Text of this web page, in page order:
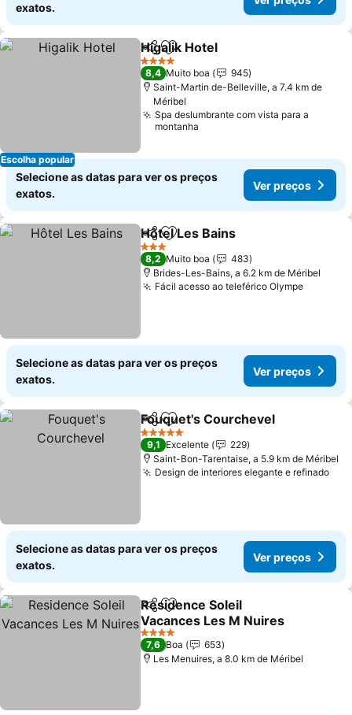
exatos.
Escolha popular
PartilharAdicionar aos favoritos
Higalik Hotel
4 Estrelas
8,4 Muito boa
945
Saint-Martin de-Belleville, a 7.4 km de
Méribel
Spa deslumbrante com vista para a
montanha
Selecione as datas para ver os preços
exatos.
Ver preços
PartilharAdicionar aos favoritos
Hôtel Les Bains
3 Estrelas
8,2 Muito boa
483
Brides-Les-Bains, a 6.2 km de Méribel
Fácil acesso ao teleférico Olympe
Selecione as datas para ver os preços
exatos.
Ver preços
PartilharAdicionar aos favoritos
Fouquet's Courchevel
5 Estrelas
9,1 Excelente
229
Saint-Bon-Tarentaise, a 5.9 km de Méribel
Design de interiores elegante e refinado
Selecione as datas para ver os preços
exatos.
Ver preços
PartilharAdicionar aos favoritos
Residence Soleil
Vacances Les M Nuires
4 Estrelas
7,6 Boa
653
Les Menuires, a 8.0 km de Méribel